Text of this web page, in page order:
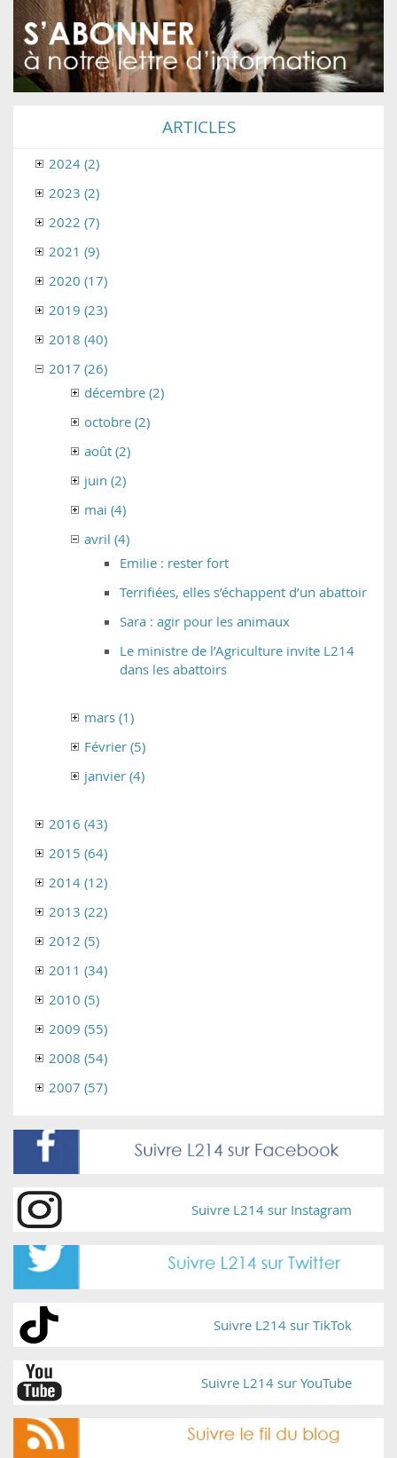
ARTICLES
2024 (2)
2023 (2)
2022 (7)
2021 (9)
2020 (17)
2019 (23)
2018 (40)
2017 (26)
décembre (2)
octobre (2)
août (2)
juin (2)
mai (4)
avril (4)
Emilie : rester fort
Terrifiées, elles s’échappent d’un abattoir
Sara : agir pour les animaux
Le ministre de l’Agriculture invite L214
dans les abattoirs
mars (1)
Février (5)
janvier (4)
2016 (43)
2015 (64)
2014 (12)
2013 (22)
2012 (5)
2011 (34)
2010 (5)
2009 (55)
2008 (54)
2007 (57)
Suivre L214 sur Instagram
Suivre L214 sur TikTok
Suivre L214 sur YouTube